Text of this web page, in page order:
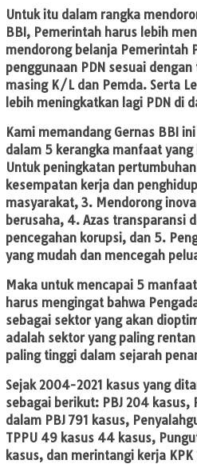
Untuk itu dalam rangka
BBI, Pemerintah harus lebih
mendorong belanja Pemerintah
penggunaan PDN sesuai
masing K/L dan Pemda. Serta
lebih meningkatkan lagi PDN di
Kami memandang Gernas BBI
dalam 5 kerangka manfaat
Untuk peningkatan
kesempatan kerja dan
masyarakat, 3. Mendorong
berusaha, 4. Azas transparansi
pencegahan korupsi, dan 5.
yang mudah dan mencegah
Maka untuk mencapai 5
harus mengingat bahwa
sebagai sektor yang akan
adalah sektor yang paling
paling tinggi dalam sejarah
Sejak 2004-2021 kasus yang
sebagai berikut: PBJ 204 kasus,
dalam PBJ 791 kasus,
TPPU 49 kasus 44 kasus,
kasus, dan merintangi kerja KPK